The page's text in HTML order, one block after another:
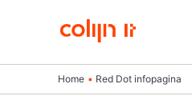
Home Red Dot infopagina